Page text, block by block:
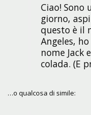
Ciao!
giorno,
questo è il
Angeles,
nome Jack
colada. (E
…o qualcosa di simile: